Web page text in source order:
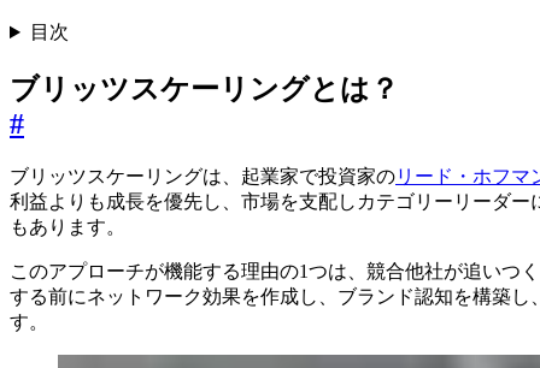
目次
ブリッツスケーリングとは？
#
ブリッツスケーリングは、起業家で投資家のリード・ホフマ
利益よりも成長を優先し、市場を支配しカテゴリーリーダ
もあります。
このアプローチが機能する理由の1つは、競合他社が追いつ
する前にネットワーク効果を作成し、ブランド認知を構築
す。